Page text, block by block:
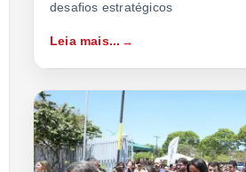
desafios estratégicos
Leia mais...